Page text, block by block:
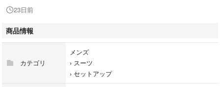
ウエスト：90cm
もも幅：27cm
ひざ幅：23cm
股下：71.5cm
23日前
商品情報
カテゴリ
メンズ
› スーツ
› セットアップ